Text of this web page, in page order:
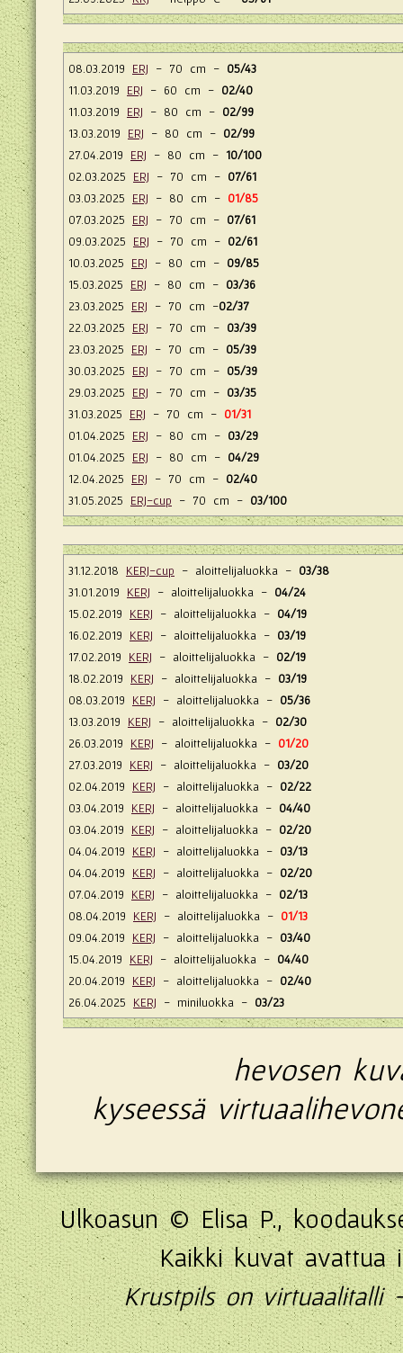
08.03.2019 ERJ - 70 cm - 05/43
11.03.2019 ERJ - 60 cm - 02/40
11.03.2019 ERJ - 80 cm - 02/99
13.03.2019 ERJ - 80 cm - 02/99
27.04.2019 ERJ - 80 cm - 10/100
02.03.2025 ERJ - 70 cm - 07/61
03.03.2025 ERJ - 80 cm - 01/85
07.03.2025 ERJ - 70 cm - 07/61
09.03.2025 ERJ - 70 cm - 02/61
10.03.2025 ERJ - 80 cm - 09/85
15.03.2025 ERJ - 80 cm - 03/36
23.03.2025 ERJ - 70 cm -02/37
22.03.2025 ERJ - 70 cm - 03/39
23.03.2025 ERJ - 70 cm - 05/39
30.03.2025 ERJ - 70 cm - 05/39
29.03.2025 ERJ - 70 cm - 03/35
31.03.2025 ERJ - 70 cm - 01/31
01.04.2025 ERJ - 80 cm - 03/29
01.04.2025 ERJ - 80 cm - 04/29
12.04.2025 ERJ - 70 cm - 02/40
31.05.2025 ERJ-cup - 70 cm - 03/100
31.12.2018 KERJ-cup - aloittelijaluokka - 03/38
31.01.2019 KERJ - aloittelijaluokka - 04/24
15.02.2019 KERJ - aloittelijaluokka - 04/19
16.02.2019 KERJ - aloittelijaluokka - 03/19
17.02.2019 KERJ - aloittelijaluokka - 02/19
18.02.2019 KERJ - aloittelijaluokka - 03/19
08.03.2019 KERJ - aloittelijaluokka - 05/36
13.03.2019 KERJ - aloittelijaluokka - 02/30
26.03.2019 KERJ - aloittelijaluokka - 01/20
27.03.2019 KERJ - aloittelijaluokka - 03/20
02.04.2019 KERJ - aloittelijaluokka - 02/22
03.04.2019 KERJ - aloittelijaluokka - 04/40
03.04.2019 KERJ - aloittelijaluokka - 02/20
04.04.2019 KERJ - aloittelijaluokka - 03/13
04.04.2019 KERJ - aloittelijaluokka - 02/20
07.04.2019 KERJ - aloittelijaluokka - 02/13
08.04.2019 KERJ - aloittelijaluokka - 01/13
09.04.2019 KERJ - aloittelijaluokka - 03/40
15.04.2019 KERJ - aloittelijaluokka - 04/40
20.04.2019 KERJ - aloittelijaluokka - 02/40
26.04.2025 KERJ - miniluokka - 03/23
hevosen
kyseessä
Ulkoasun © Elisa P.,
Kaikki kuvat avattua
Krustpils on virtuaalitalli